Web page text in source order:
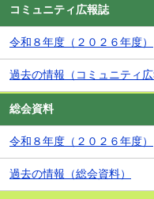
コミュニティ広報誌
令和８年度（２０２６年度）
過去の情報（コミュニティ広
総会資料
令和８年度（２０２６年度）
過去の情報（総会資料）